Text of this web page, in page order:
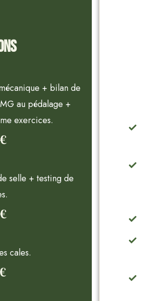
+ bilan de
au pédalage +
exercices.
selle + testing de
cales.